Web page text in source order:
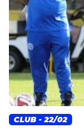
CLUB - 22/02